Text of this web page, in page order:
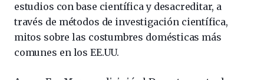
estudios con base científica y desacreditar, a
través de métodos de investigación científica,
mitos sobre las costumbres domésticas más
comunes en los EE.UU.